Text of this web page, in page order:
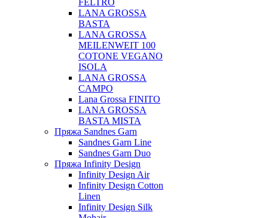
FELTRO
LANA GROSSA
BASTA
LANA GROSSA
MEILENWEIT 100
COTONE VEGANO
ISOLA
LANA GROSSA
CAMPO
Lana Grossa FINITO
LANA GROSSA
BASTA MISTA
Пряжа Sandnes Garn
Sandnes Garn Line
Sandnes Garn Duo
Пряжа Infinity Design
Infinity Design Air
Infinity Design Cotton
Linen
Infinity Design Silk